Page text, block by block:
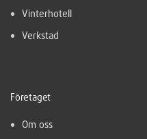
Vinterhotell
Verkstad
Företaget
Om oss